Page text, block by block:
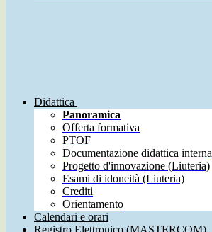
Didattica
Panoramica
Offerta formativa
PTOF
Documentazione didattica interna
Progetto d'innovazione (Liuteria)
Esami di idoneità (Liuteria)
Crediti
Orientamento
Calendari e orari